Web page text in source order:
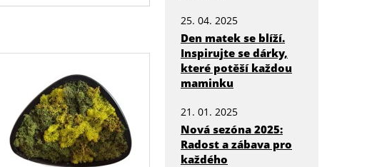
25. 04. 2025
Den matek se blíží.
Inspirujte se dárky,
které potěší každou
maminku
21. 01. 2025
Nová sezóna 2025:
Radost a zábava pro
každého